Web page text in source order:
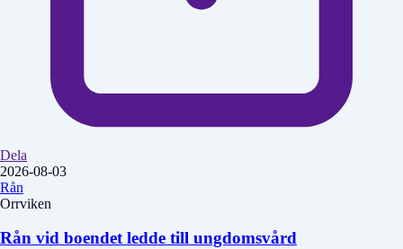
Dela
2026-08-03
Rån
Orrviken
Rån vid boendet ledde till ungdomsvård